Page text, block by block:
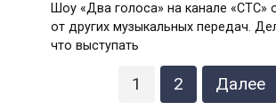
Шоу «Два голоса» на канале «СТС»
от других музыкальных передач.
что выступать
1 2 Далее